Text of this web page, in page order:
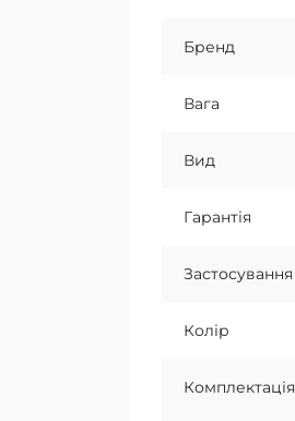
Бренд
Вага
Вид
Гарантія
Застосування
Колір
Комплектація